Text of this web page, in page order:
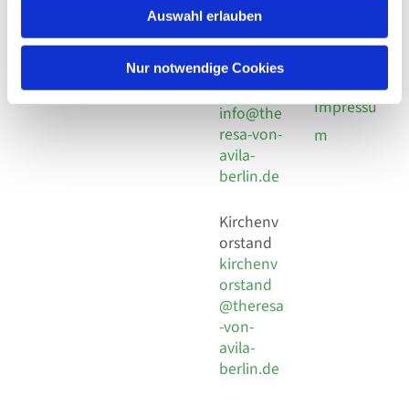
Auswahl erlauben
Nur notwendige Cookies
Leitender Pfarrer - Norbert
Pomplun
13086 Berlin
924 64 28
30 924 54
18
E-Mail
info@the
resa-von-
avila-
berlin.de
Kirchenv
orstand
kirchenv
orstand
@theresa
-von-
avila-
berlin.de
Social
Impressu
m